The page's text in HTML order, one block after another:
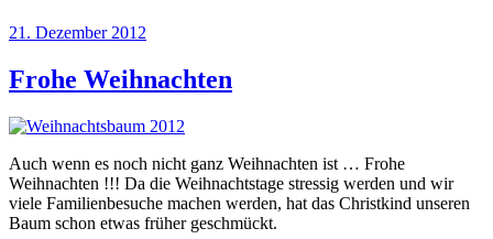
Veröffentlicht
21. Dezember 2012
Frohe Weihnachten
Auch wenn es noch nicht ganz Weihnachten ist … Frohe
Weihnachten !!! Da die Weihnachtstage stressig werden und wir
viele Familienbesuche machen werden, hat das Christkind unseren
Baum schon etwas früher geschmückt.